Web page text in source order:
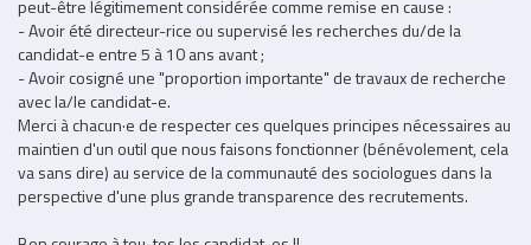
peut-être légitimement considérée comme remise en cause :
- Avoir été directeur-rice ou supervisé les recherches du/de la
candidat-e entre 5 à 10 ans avant ;
- Avoir cosigné une "proportion importante" de travaux de recherche
avec la/le candidat-e.
Merci à chacun·e de respecter ces quelques principes nécessaires au
maintien d'un outil que nous faisons fonctionner (bénévolement, cela
va sans dire) au service de la communauté des sociologues dans la
perspective d'une plus grande transparence des recrutements.